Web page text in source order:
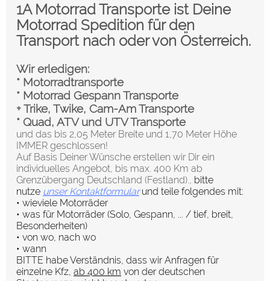
1A Motorrad Transporte ist Deine
Motorrad Spedition für den
Transport nach oder von Österreich.
Wir erledigen:
* Motorradtransporte
* Motorrad Gespann Transporte
+ Trike, Twike, Cam-Am Transporte
* Quad, ATV und UTV Transporte
und das bis 2,05 Meter Breite und 1,70 Meter Höhe
IMMER geschlossen!
Auf Basis Deiner Wünsche erstellen wir Dir ein
individuelles Angebot, bis max. 400 Km ab
Grenzübergang Deutschland (Festland)., bitte
nutze unser Kontaktformularund teile folgendes mit:
• wieviele Motorräder
• was für Motorräder (Solo, Gespann, ... / tief, breit,
Besonderheiten)
• von wo, nach wo
• wann
BITTE habe Verständnis, dass wir Anfragen für
einzelne Kfz, ab 400 km von der deutschen